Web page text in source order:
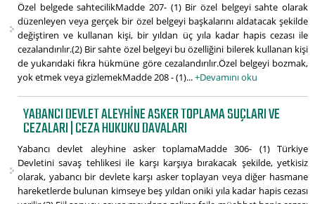
Özel belgede sahtecilikMadde 207- (1) Bir özel belgeyi sahte olarak
düzenleyen veya gerçek bir özel belgeyi başkalarını aldatacak şekilde
değiştiren ve kullanan kişi, bir yıldan üç yıla kadar hapis cezası ile
cezalandırılır.(2) Bir sahte özel belgeyi bu özelliğini bilerek kullanan kişi
de yukarıdaki fıkra hükmüne göre cezalandırılır.Özel belgeyi bozmak,
yok etmek veya gizlemekMadde 208 - (1)...+Devamını oku
YABANCI DEVLET ALEYHINE ASKER TOPLAMA SUÇLARI VE
CEZALARI | CEZA HUKUKU DAVALARI
Yabancı devlet aleyhine asker toplamaMadde 306- (1) Türkiye
Devletini savaş tehlikesi ile karşı karşıya bırakacak şekilde, yetkisiz
olarak, yabancı bir devlete karşı asker toplayan veya diğer hasmane
hareketlerde bulunan kimseye beş yıldan oniki yıla kadar hapis cezası